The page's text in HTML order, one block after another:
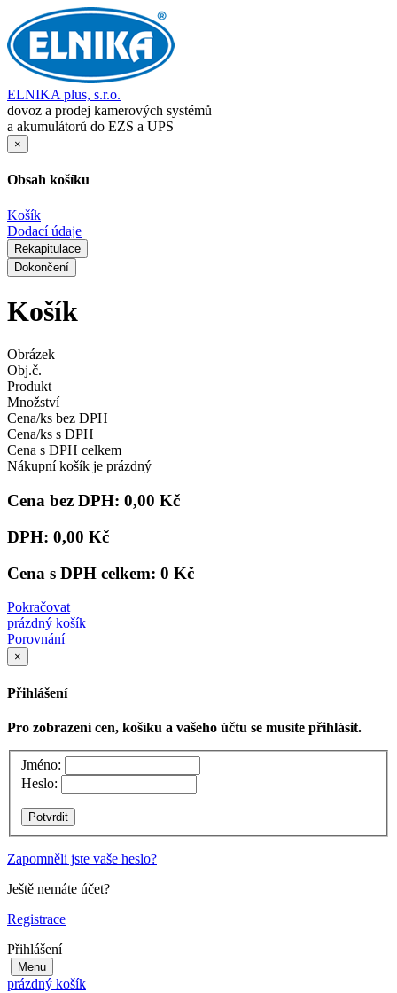
ELNIKA plus, s.r.o.
dovoz a prodej kamerových systémů
a akumulátorů do EZS a UPS
×
Obsah košíku
Košík
Dodací údaje
Rekapitulace
Dokončení
Košík
Obrázek
Obj.č.
Produkt
Množství
Cena/ks bez DPH
Cena/ks s DPH
Cena s DPH celkem
Nákupní košík je prázdný
Cena bez DPH: 0,00 Kč
DPH: 0,00 Kč
Cena s DPH celkem: 0 Kč
Pokračovat
prázdný košík
Porovnání
×
Přihlášení
Pro zobrazení cen, košíku a vašeho účtu se musíte přihlásit.
Jméno:
Heslo:
Zapomněli jste vaše heslo?
Ještě nemáte účet?
Registrace
Přihlášení
Menu
prázdný košík